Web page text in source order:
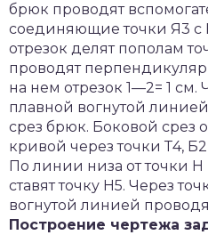
брюк проводят
соединяющие точки Я3 с
отрезок делят пополам
проводят
на нем отрезок 1—2= 1 см.
плавной вогнутой
срез брюк. Боковой срез
кривой через точки Т4,
По линии низа от точки Н
ставят точку Н5. Через
вогнутой линией
Построение чертежа